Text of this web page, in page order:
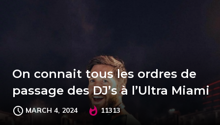
On connait tous les ordres de
passage des DJ’s à l’Ultra Miami